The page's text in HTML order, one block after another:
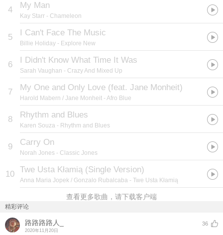
4 My Man
Kay Starr - Chameleon
5 I Can't Face The Music
Billie Holiday - Explore New
6 I Didn't Know What Time It Was
Sarah Vaughan - Crazy And Mixed Up
7 My One and Only Love (feat. Jane Monheit)
Harold Mabern / Jane Monheit - Afro Blue
8 Rhythm and Blues
Karen Souza - Rhythm and Blues
9 Carry On
Norah Jones - Classic Jones
10 Twe Usta Kłamią (Single Version)
Anna Maria Jopek / Gonzalo Rubalcaba - Twe Usta Kłamią
查看更多歌曲，请下载客户端
精彩评论
路路路路人_
2020年11月20日
36